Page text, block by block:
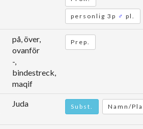
personlig 3p ♂ pl.
på, över,
ovanför
-,
bindestreck,
maqif
Prep.
Juda Subst. Namn/